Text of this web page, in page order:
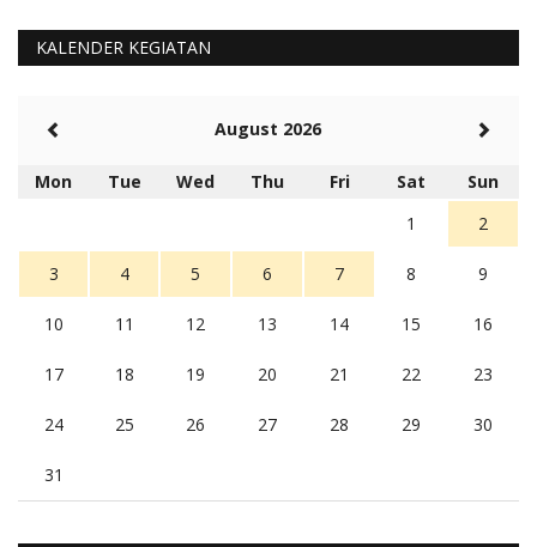
KALENDER KEGIATAN
August 2026
Mon Tue Wed Thu Fri Sat
Sun
1
2
3 4 5 6 7 8 9
10 11 12 13 14 15 16
17 18 19 20 21 22 23
24 25 26 27 28 29 30
31